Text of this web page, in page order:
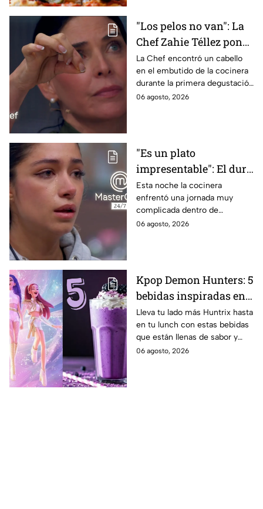
"Los pelos no van": La
Chef Zahie Téllez pone
en evidencia a Carmen
en la gala de mandiles
negros de MasterChef
24/7
La Chef encontró un cabello
en el embutido de la cocinera
durante la primera degustación
de la noche
06 agosto, 2026
"Es un plato
impresentable": El duro
regaño que hizo llorar a
Michelle dentro de
MasterChef 24/7
Esta noche la cocinera
enfrentó una jornada muy
complicada dentro de
MasterChef 24/7.
06 agosto, 2026
Kpop Demon Hunters: 5
bebidas inspiradas en
las guerreras Huntrix
para llevar a la escuela
este regreso a clases
2026; son saludables y
Lleva tu lado más Huntrix hasta
en tu lunch con estas bebidas
que están llenas de sabor y
frescura.
06 agosto, 2026